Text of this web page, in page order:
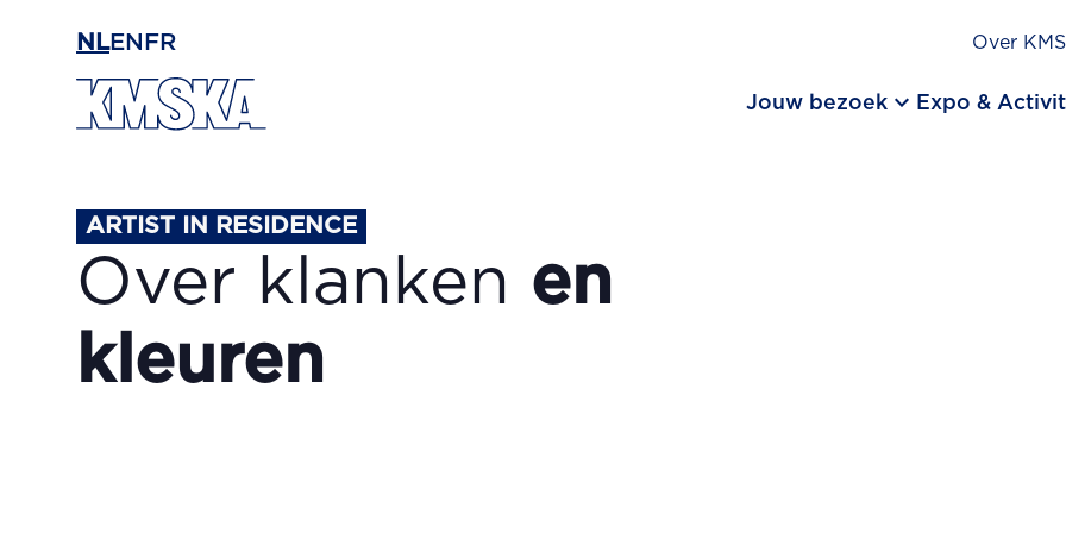
NLEN FR Over
Jouw bezoek keyboard_arrow_down Expo &
ARTIST IN RESIDENCE
Over klanken en
kleuren